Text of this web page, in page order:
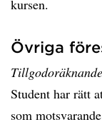
kursen.
Övriga
Tillgodoräknande
Student har rätt
som